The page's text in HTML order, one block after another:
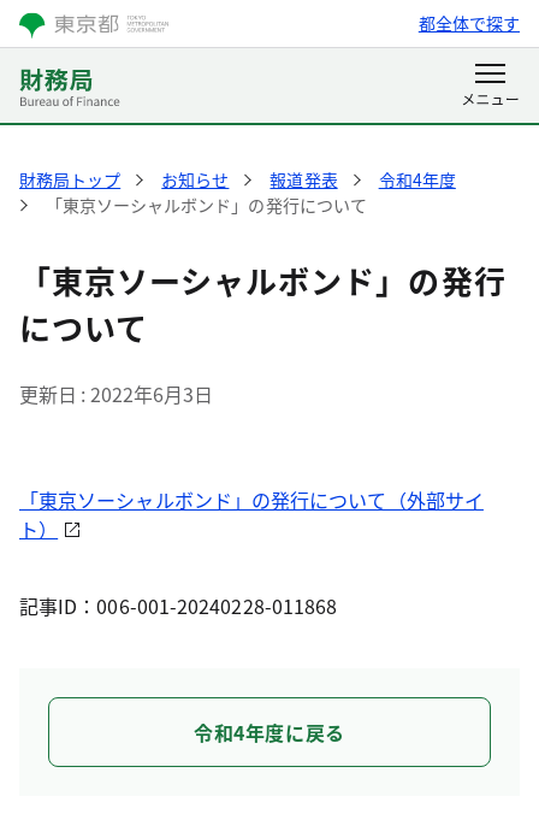
都全体で探す
財務局トップ お知らせ 報道発表
令和4年度
「東京ソーシャルボンド」の発行について
「東京ソーシャルボンド」の発行
について
更新日 2022年6月3日
「東京ソーシャルボンド」の発行について（外部サイ
ト）
記事ID：006-001-20240228-011868
令和4年度に戻る